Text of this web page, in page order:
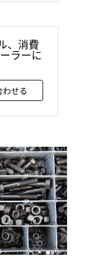
、消費
ラーに
わせる